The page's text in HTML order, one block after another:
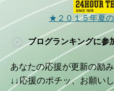
★２０１５年夏の
ブログランキングに参
あなたの応援が更新の励み
↓↓応援のポチッ、お願い